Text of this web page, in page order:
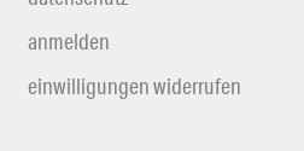
anmelden
einwilligungen widerrufen